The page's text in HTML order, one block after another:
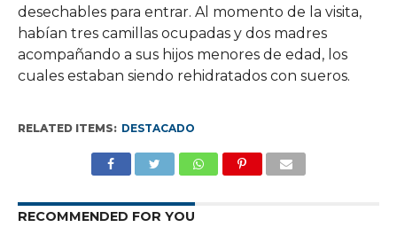
desechables para entrar. Al momento de la visita,
habían tres camillas ocupadas y dos madres
acompañando a sus hijos menores de edad, los
cuales estaban siendo rehidratados con sueros.
RELATED ITEMS: DESTACADO
RECOMMENDED FOR YOU